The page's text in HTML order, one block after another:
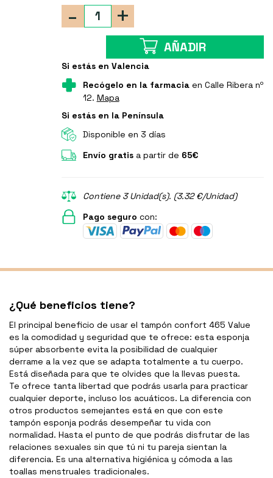
+
-
AÑADIR
Si estás en Valencia
Recógelo en la farmaciaen Calle Ribera nº
12. Mapa
Si estás en la Península
Disponible en 3 días
Envío gratisa partir de 65€
Contiene 3 Unidad(s). (3.32 €/Unidad)
Pago seguro con:
¿Qué beneficios tiene?
El principal beneficio de usar el tampón confort 465 Value
es la comodidad y seguridad que te ofrece: esta esponja
súper absorbente evita la posibilidad de cualquier
derrame a la vez que se adapta totalmente a tu cuerpo.
Está diseñada para que te olvides que la llevas puesta.
Te ofrece tanta libertad que podrás usarla para practicar
cualquier deporte, incluso los acuáticos. La diferencia con
otros productos semejantes está en que con este
tampón esponja podrás desempeñar tu vida con
normalidad. Hasta el punto de que podrás disfrutar de las
relaciones sexuales sin que tú ni tu pareja sientan la
diferencia. Es una alternativa higiénica y cómoda a las
toallas menstruales tradicionales.